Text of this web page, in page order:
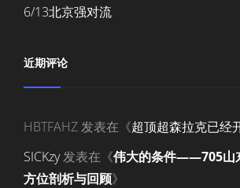
6/13北京强对流
近期评论
HBTFAHZ发表在《超顶超森拉克已经
SICKzy发表在《伟大的条件——705山
方位剖析与回顾》